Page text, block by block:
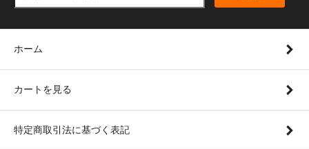
ホーム
カートを見る
特定商取引法に基づく表記